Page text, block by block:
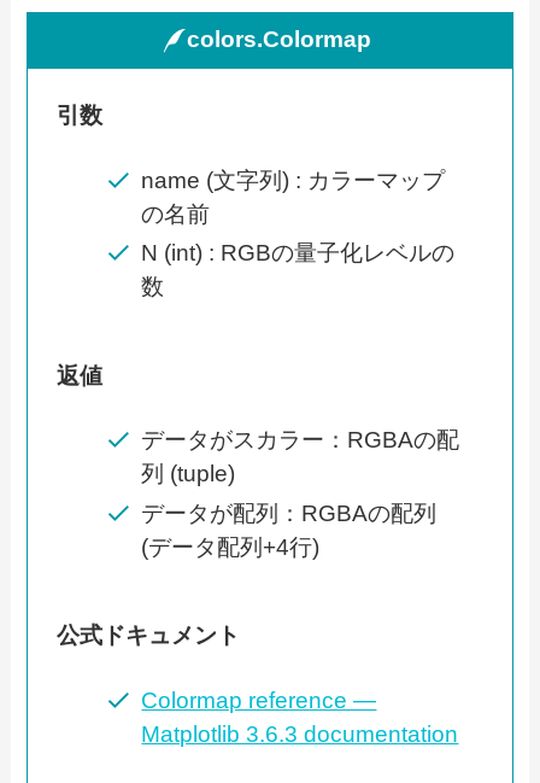
colors.Colormap
引数
name (文字列) : カラーマップ
の名前
N (int) : RGBの量子化レベルの
数
返値
データがスカラー：RGBAの配
列 (tuple)
データが配列：RGBAの配列
(データ配列+4行)
公式ドキュメント
Colormap reference —
Matplotlib 3.6.3 documentation